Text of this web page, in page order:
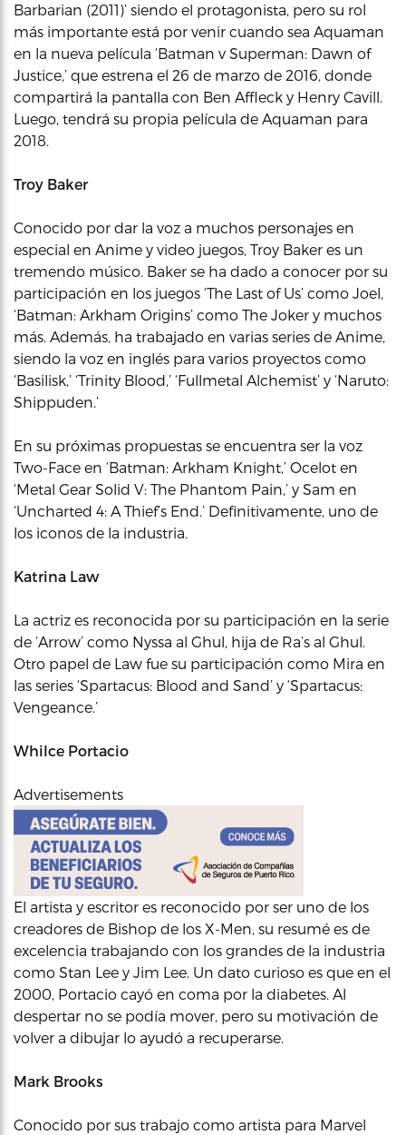
Barbarian (2011)’ siendo el protagonista, pero su rol
más importante está por venir cuando sea Aquaman
en la nueva película ‘Batman v Superman: Dawn of
Justice,’ que estrena el 26 de marzo de 2016, donde
compartirá la pantalla con Ben Affleck y Henry Cavill.
Luego, tendrá su propia película de Aquaman para
2018.
Troy Baker
Conocido por dar la voz a muchos personajes en
especial en Anime y video juegos, Troy Baker es un
tremendo músico. Baker se ha dado a conocer por su
participación en los juegos ‘The Last of Us’ como Joel,
‘Batman: Arkham Origins’ como The Joker y muchos
más. Además, ha trabajado en varias series de Anime,
siendo la voz en inglés para varios proyectos como
‘Basilisk,’ ‘Trinity Blood,’ ‘Fullmetal Alchemist’ y ‘Naruto:
Shippuden.’
En su próximas propuestas se encuentra ser la voz
Two-Face en ‘Batman: Arkham Knight,’ Ocelot en
‘Metal Gear Solid V: The Phantom Pain,’ y Sam en
‘Uncharted 4: A Thief’s End.’ Definitivamente, uno de
los iconos de la industria.
Katrina Law
La actriz es reconocida por su participación en la serie
de ‘Arrow’ como Nyssa al Ghul, hija de Ra’s al Ghul.
Otro papel de Law fue su participación como Mira en
las series ‘Spartacus: Blood and Sand’ y ‘Spartacus:
Vengeance.’
Whilce Portacio
Advertisements
El artista y escritor es reconocido por ser uno de los
creadores de Bishop de los X-Men, su resumé es de
excelencia trabajando con los grandes de la industria
como Stan Lee y Jim Lee. Un dato curioso es que en el
2000, Portacio cayó en coma por la diabetes. Al
despertar no se podía mover, pero su motivación de
volver a dibujar lo ayudó a recuperarse.
Mark Brooks
Conocido por sus trabajo como artista para Marvel